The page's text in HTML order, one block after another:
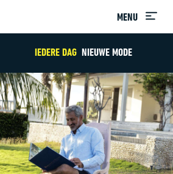
MENU
NIEUWE MODE